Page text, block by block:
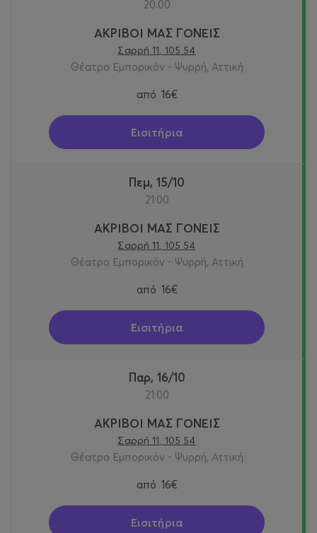
20:00
ΑΚΡΙΒΟΙ ΜΑΣ ΓΟΝΕΙΣ
Σαρρή 11, 105 54
Θέατρο Εμπορικόν - Ψυρρή, Αττική
από 16€
Εισιτήρια
Πεμ, 15/10
21:00
ΑΚΡΙΒΟΙ ΜΑΣ ΓΟΝΕΙΣ
Σαρρή 11, 105 54
Θέατρο Εμπορικόν - Ψυρρή, Αττική
από 16€
Εισιτήρια
Παρ, 16/10
21:00
ΑΚΡΙΒΟΙ ΜΑΣ ΓΟΝΕΙΣ
Σαρρή 11, 105 54
Θέατρο Εμπορικόν - Ψυρρή, Αττική
από 16€
Εισιτήρια